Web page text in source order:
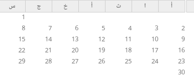
أ ا ث أ خ ج
س
1
2
3
4
5
6
7
8
9
10
11
12
13
14
15
16
17
18
19
20
21
22
23
24
25
26
27
28
29
30